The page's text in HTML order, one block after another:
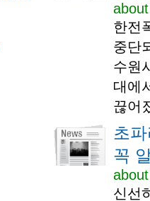
한전
중단
수원
대에
끊어
초
꼭
신선